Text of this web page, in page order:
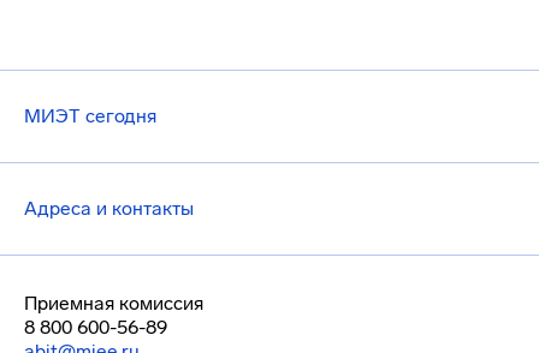
МИЭТ сегодня
Адреса и контакты
Приемная комиссия
8 800 600-56-89